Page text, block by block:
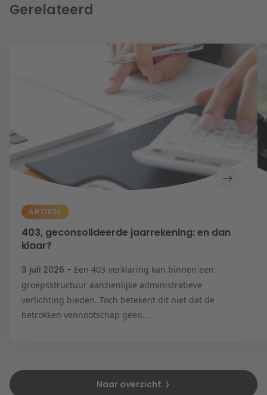
Gerelateerd
ARTIKEL
403, geconsolideerde jaarrekening: en dan
klaar?
3 juli 2026 - Een 403-verklaring kan binnen een
groepsstructuur aanzienlijke administratieve
verlichting bieden. Toch betekent dit niet dat de
betrokken vennootschap geen...
Naar overzicht